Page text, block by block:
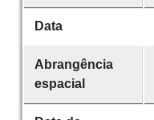
Data
Abrangência
espacial